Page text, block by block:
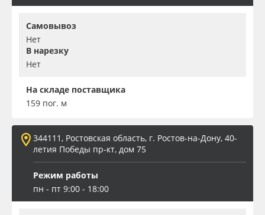
Самовывоз
Нет
В нарезку
Нет
На складе поставщика
159 пог. м
344111, Ростовская область, г. Ростов-на-Дону, 40-
летия Победы пр-кт, дом 75
Режим работы
пн - пт 9:00 - 18:00